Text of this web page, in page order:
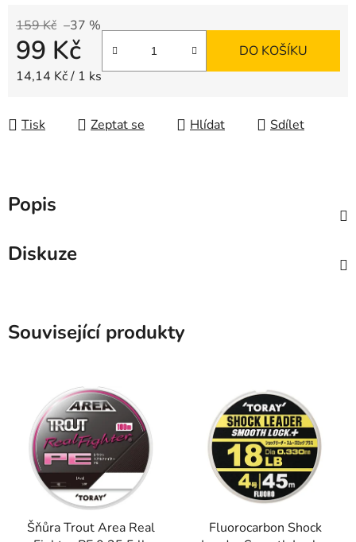
159 Kč –37 %
99 Kč
Měrná cena:
14,14 Kč / 1 ks
DO KOŠÍKU
Tisk Zeptat se Hlídat Sdílet
Popis
Diskuze
Související produkty
Šňůra Trout Area Real
Fluorocarbon Shock